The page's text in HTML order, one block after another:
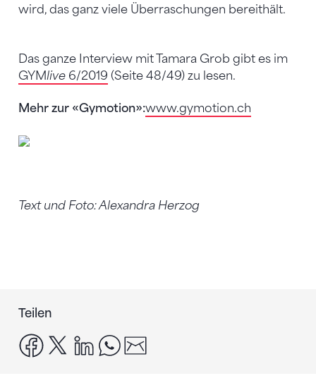
wird, das ganz viele Überraschungen bereithält.
Das ganze Interview mit Tamara Grob gibt es im
GYMlive 6/2019 (Seite 48/49) zu lesen.
Mehr zur «Gymotion»:www.gymotion.ch
Text und Foto: Alexandra Herzog
Teilen
facebook
x linkedinwhatsapp